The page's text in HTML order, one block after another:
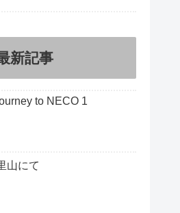
新記事
to NECO 1
山にて